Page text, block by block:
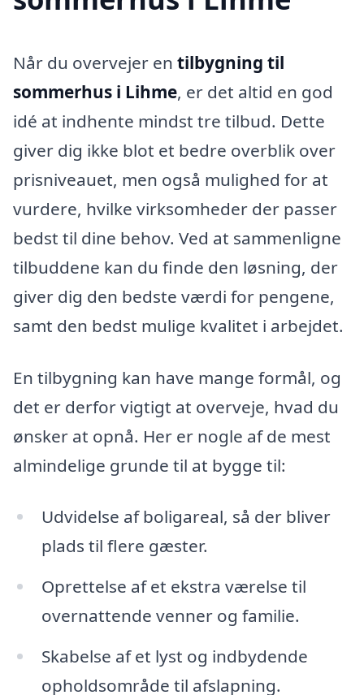
Når du overvejer en tilbygning til
sommerhus i Lihme, er det altid en god
idé at indhente mindst tre tilbud. Dette
giver dig ikke blot et bedre overblik over
prisniveauet, men også mulighed for at
vurdere, hvilke virksomheder der passer
bedst til dine behov. Ved at sammenligne
tilbuddene kan du finde den løsning, der
giver dig den bedste værdi for pengene,
samt den bedst mulige kvalitet i arbejdet.
En tilbygning kan have mange formål, og
det er derfor vigtigt at overveje, hvad du
ønsker at opnå. Her er nogle af de mest
almindelige grunde til at bygge til:
Udvidelse af boligareal, så der bliver
plads til flere gæster.
Oprettelse af et ekstra værelse til
overnattende venner og familie.
Skabelse af et lyst og indbydende
opholdsområde til afslapning.